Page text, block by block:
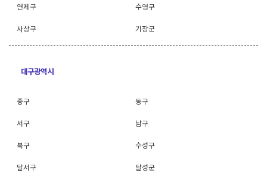
연제구 수영구
사상구 기장군
대구광역시
중구 동구
서구 남구
북구 수성구
달서구 달성군